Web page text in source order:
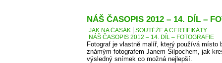
NÁŠ ČASOPIS 2012 – 14. DÍL –
JAK NA ČASÁK
SOUTĚŽE A CERTIFIKÁTY
NÁŠ ČASOPIS 2012 – 14. DÍL – FOTOGRAFIE
Fotograf je vlastně malíř, který používá místo
známým fotografem Janem Šilpochem, jak
výsledný snímek co možná nejlepší.